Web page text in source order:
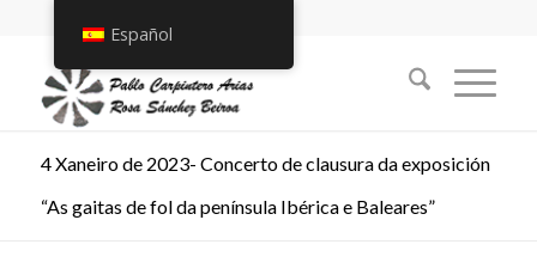
4 Xaneiro de 2023- Concerto de clausura da exposición
“As gaitas de fol da península Ibérica e Baleares”
Español